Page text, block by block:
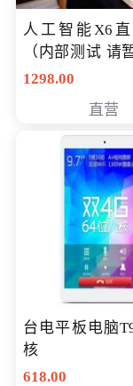
人工智能X6
（内部测试 请
购买）
1298.00
直营
台电平板电脑
核
618.00